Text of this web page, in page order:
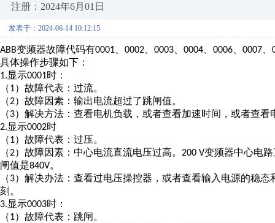
注册：2024年6月01日
发表于：2024-06-14 10:12:15
ABB变频器故障代码有0001 0002 0003 0004 0006 0007
具体操作步骤如下：
1.显示0001时：
（1）故障代表：过流。
（2）故障因素：输出电流超过了跳闸值。
（3）解决方法：查看电机负载，或者查看加速时间，或者查
2.显示0002时
（1）故障代表：过压。
（2）故障因素：中心电流直流电压过高。 200 V变频器中心电
闸值是840V。
（3）解决办法：查看过电压操控器，或者查看输入电源的稳
刻。
3.显示0003时：
（1）故障代表：跳闸。